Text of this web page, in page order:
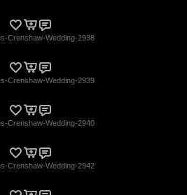
Crenshaw-Wedding-2938
Crenshaw-Wedding-2939
Crenshaw-Wedding-2940
Crenshaw-Wedding-2942